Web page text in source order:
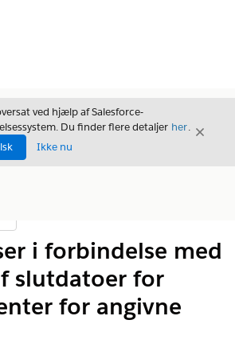
ved hjælp af Salesforce-
Du finder flere detaljer her.
Ikke nu
Luk
i forbindelse med
slutdatoer for
for angivne